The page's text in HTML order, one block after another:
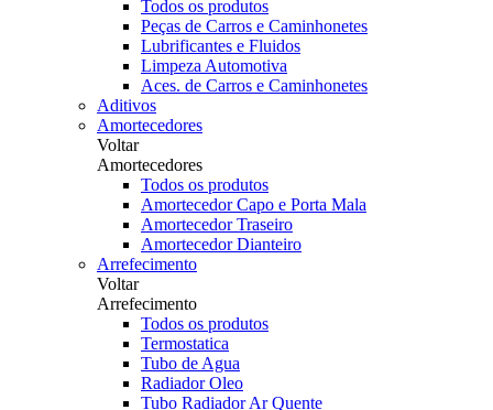
Todos os produtos
Peças de Carros e Caminhonetes
Lubrificantes e Fluidos
Limpeza Automotiva
Aces. de Carros e Caminhonetes
Aditivos
Amortecedores
Voltar
Amortecedores
Todos os produtos
Amortecedor Capo e Porta Mala
Amortecedor Traseiro
Amortecedor Dianteiro
Arrefecimento
Voltar
Arrefecimento
Todos os produtos
Termostatica
Tubo de Agua
Radiador Oleo
Tubo Radiador Ar Quente